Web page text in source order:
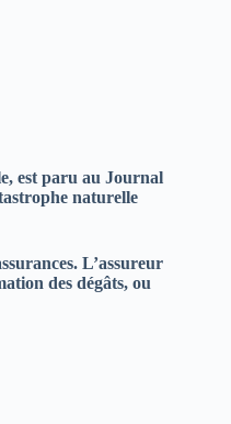
est paru au Journal
naturelle
L’assureur
des dégâts, ou